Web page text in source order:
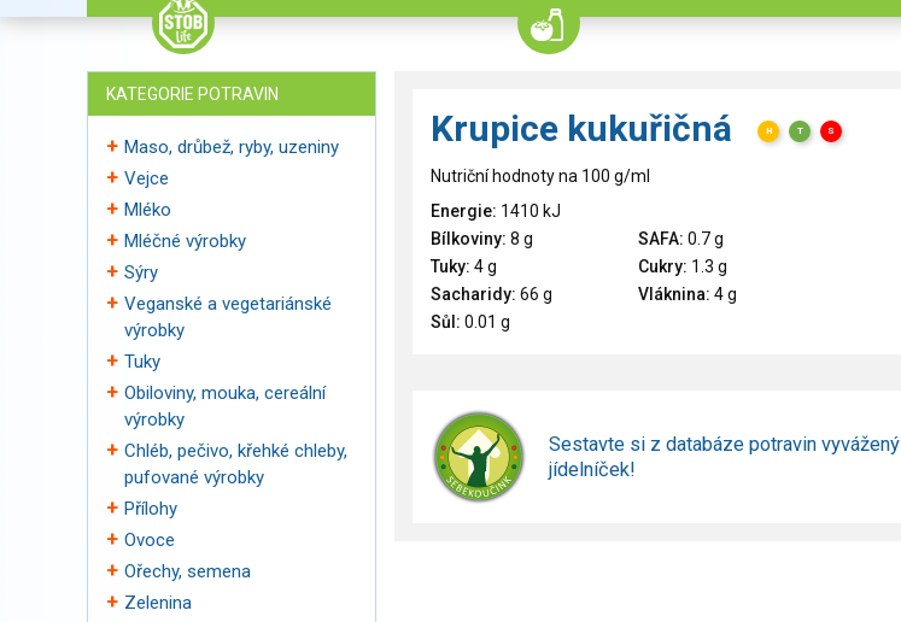
KATEGORIE POTRAVIN
Maso, drůbež, ryby, uzeniny
Vejce
Mléko
Mléčné výrobky
Sýry
Veganské a vegetariánské
výrobky
Tuky
Obiloviny, mouka, cereální
výrobky
Chléb, pečivo, křehké chleby,
pufované výrobky
Přílohy
Ovoce
Ořechy, semena
Zelenina
Krupice kukuřičná H T S
Nutriční hodnoty na 100 g/ml
Energie: 1410 kJ
Bílkoviny: 8 g SAFA: 0.7 g
Tuky: 4 g Cukry: 1.3 g
Sacharidy: 66 g Vláknina: 4 g
Sůl: 0.01 g
Sestavte si z databáze potravin vyvážený
jídelníček!